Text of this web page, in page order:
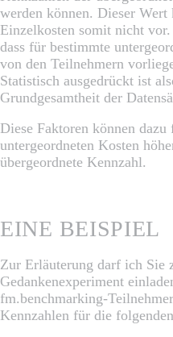
werden können. Dieser
Einzelkosten somit nicht
dass für bestimmte
von den Teilnehmern
Statistisch ausgedrückt ist
Grundgesamtheit der
Diese Faktoren können
untergeordneten Kosten
übergeordnete Kennzahl.
EINE BEISPIEL
Zur Erläuterung darf ich Sie
Gedankenexperiment
fm.benchmarking-
Kennzahlen für die